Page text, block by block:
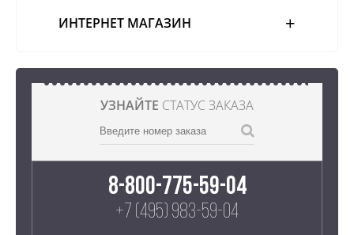
ИНТЕРНЕТ МАГАЗИН
УЗНАЙТЕ СТАТУС ЗАКАЗА
8-800-775-59-04
+7 (495) 983-59-04